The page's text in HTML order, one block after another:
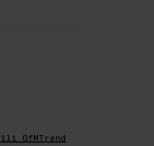
GfMTrend